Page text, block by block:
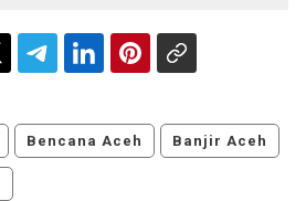
Bencana Aceh Banjir Aceh